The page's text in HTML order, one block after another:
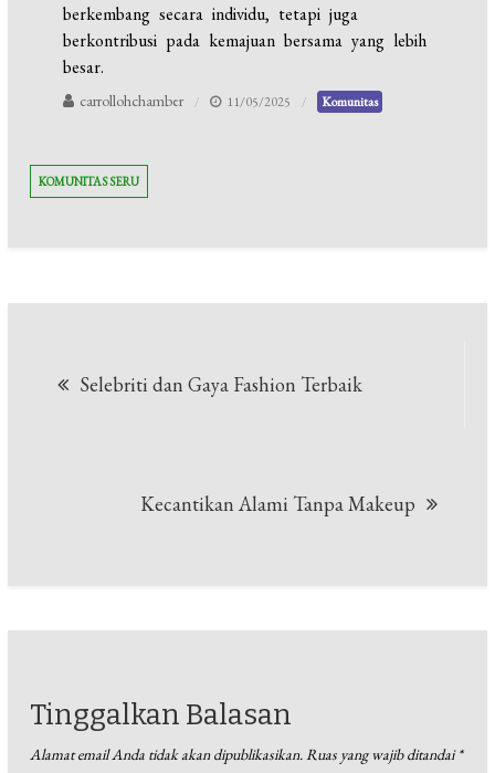
berkembang secara individu, tetapi juga
berkontribusi pada kemajuan bersama yang lebih
besar.
carrollohchamber 11/05/2025 Komunitas
KOMUNITAS SERU
Selebriti dan Gaya Fashion Terbaik
Kecantikan Alami Tanpa Makeup
Tinggalkan Balasan
Alamat email Anda tidak akan dipublikasikan.Ruas yang wajib ditandai*